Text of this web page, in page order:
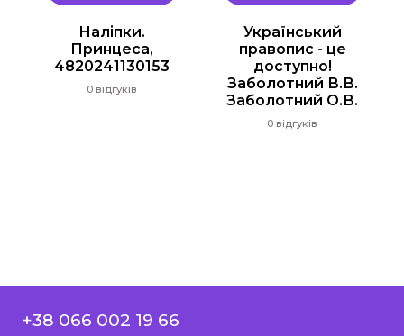
Наліпки.
Принцеса,
4820241130153
0 відгуків
Український
правопис - це
доступно!
Заболотний В.В.
Заболотний О.В.
0 відгуків
+38 066 002 19 66